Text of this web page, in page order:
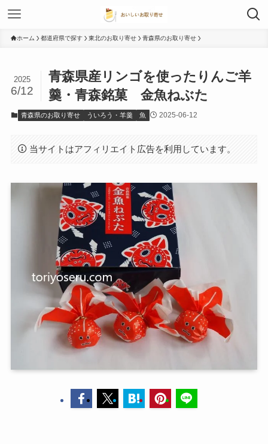
ホーム 都道府県で探す 東北のお取り寄せ 青森県のお取り寄せ
青森県産リンゴを使ったりんご羊
羹・青森銘菓 金魚ねぶた
2025
6/12
青森県のお取り寄せ ういろう・羊羹 魚 2025-06-12
当サイトはアフィリエイト広告を利用しています。